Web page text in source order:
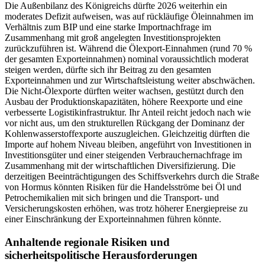
Die Außenbilanz des Königreichs dürfte 2026 weiterhin ein
moderates Defizit aufweisen, was auf rückläufige Öleinnahmen im
Verhältnis zum BIP und eine starke Importnachfrage im
Zusammenhang mit groß angelegten Investitionsprojekten
zurückzuführen ist. Während die Ölexport-Einnahmen (rund 70 %
der gesamten Exporteinnahmen) nominal voraussichtlich moderat
steigen werden, dürfte sich ihr Beitrag zu den gesamten
Exporteinnahmen und zur Wirtschaftsleistung weiter abschwächen.
Die Nicht-Ölexporte dürften weiter wachsen, gestützt durch den
Ausbau der Produktionskapazitäten, höhere Reexporte und eine
verbesserte Logistikinfrastruktur. Ihr Anteil reicht jedoch nach wie
vor nicht aus, um den strukturellen Rückgang der Dominanz der
Kohlenwasserstoffexporte auszugleichen. Gleichzeitig dürften die
Importe auf hohem Niveau bleiben, angeführt von Investitionen in
Investitionsgüter und einer steigenden Verbrauchernachfrage im
Zusammenhang mit der wirtschaftlichen Diversifizierung. Die
derzeitigen Beeinträchtigungen des Schiffsverkehrs durch die Straße
von Hormus könnten Risiken für die Handelsströme bei Öl und
Petrochemikalien mit sich bringen und die Transport- und
Versicherungskosten erhöhen, was trotz höherer Energiepreise zu
einer Einschränkung der Exporteinnahmen führen könnte.
Anhaltende regionale Risiken und
sicherheitspolitische Herausforderungen